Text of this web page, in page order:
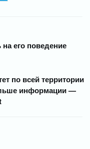
его поведение
по всей территории
информации —